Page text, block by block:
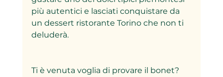
più autentici e lasciati conquistare da
un dessert ristorante Torino che non ti
deluderà.
Ti è venuta voglia di provare il bonet?